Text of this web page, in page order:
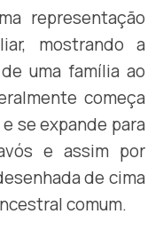
representação
mostrando a
uma família ao
começa
se expande para
e assim por
de cima
comum.